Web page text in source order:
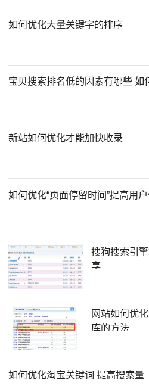
如何优化大量关键字的排序
宝贝搜索排名低的因素有哪些 如
新站如何优化才能加快收录
如何优化“页面停留时间”提高用
搜狗搜索引
享
网站如何优
库的方法
如何优化淘宝关键词 提高搜索量